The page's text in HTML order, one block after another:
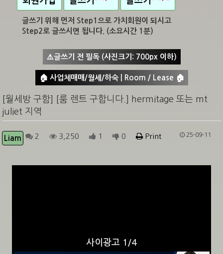
글쓰기 위해 먼저 Step1으로 가치회원이 되시고
Step2로 글쓰시면 됩니다. (소요시간 1분)
⚠️글쓰기 전 필독 (사진크기: 700px 이하)
🏠 사업체매매/월세/하숙 | Room / Lease 🏠
[월세방 구함] [룸 렌트 구합니다.] hermitage 또는 mt
juliet 지역
Liam 2 3,250 1 0 Print 25-09-11
사이광고 1/4